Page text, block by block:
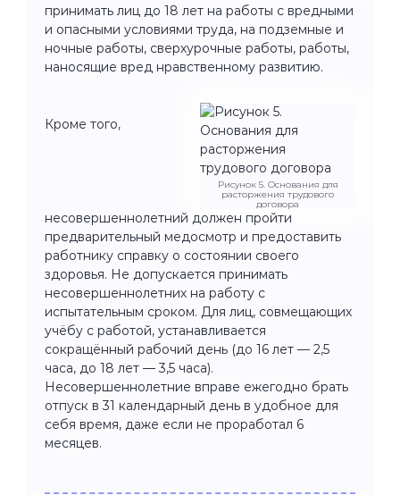
принимать лиц до 18 лет на работы с вредными
и опасными условиями труда, на подземные и
ночные работы, сверхурочные работы, работы,
наносящие вред нравственному развитию.
Рисунок 5. Основания для
расторжения трудового
договора
Кроме того,
несовершеннолетний должен пройти
предварительный медосмотр и предоставить
работнику справку о состоянии своего
здоровья. Не допускается принимать
несовершеннолетних на работу с
испытательным сроком. Для лиц, совмещающих
учёбу с работой, устанавливается
сокращённый рабочий день (до 16 лет — 2,5
часа, до 18 лет — 3,5 часа).
Несовершеннолетние вправе ежегодно брать
отпуск в 31 календарный день в удобное для
себя время, даже если не проработал 6
месяцев.